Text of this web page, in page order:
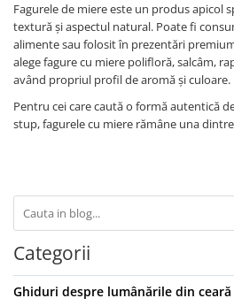
Fagurele de miere este un produs apicol
textură și aspectul natural. Poate fi
alimente sau folosit în prezentări
alege fagure cu miere polifloră, salcâm,
având propriul profil de aromă și culoare.
Pentru cei care caută o formă autentică
stup, fagurele cu miere rămâne una
Categorii
Ghiduri despre lumânările din